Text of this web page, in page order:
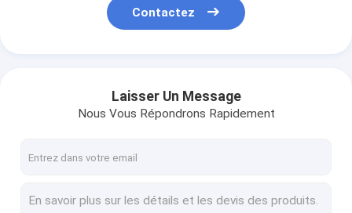
Contactez
Laisser Un Message
Nous Vous Répondrons Rapidement